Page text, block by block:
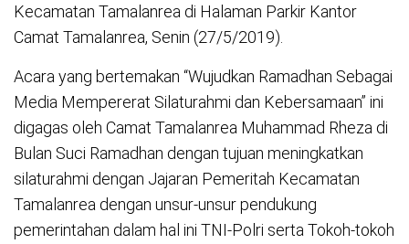
Kecamatan Tamalanrea di Halaman Parkir Kantor
Camat Tamalanrea, Senin (27/5/2019).
Acara yang bertemakan “Wujudkan Ramadhan Sebagai
Media Mempererat Silaturahmi dan Kebersamaan” ini
digagas oleh Camat Tamalanrea Muhammad Rheza di
Bulan Suci Ramadhan dengan tujuan meningkatkan
silaturahmi dengan Jajaran Pemeritah Kecamatan
Tamalanrea dengan unsur-unsur pendukung
pemerintahan dalam hal ini TNI-Polri serta Tokoh-tokoh